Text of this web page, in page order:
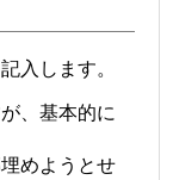
入します。
、基本的に
めようとせ